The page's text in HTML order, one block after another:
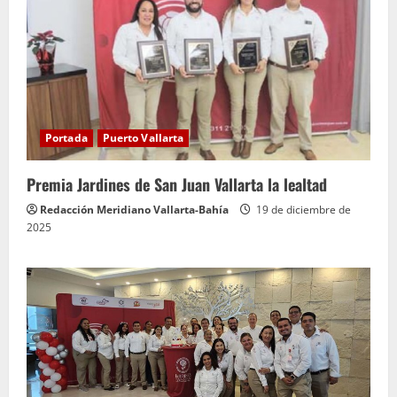
Portada Puerto Vallarta
Premia Jardines de San Juan Vallarta la lealtad
Redacción Meridiano Vallarta-Bahía
19 de diciembre de
2025